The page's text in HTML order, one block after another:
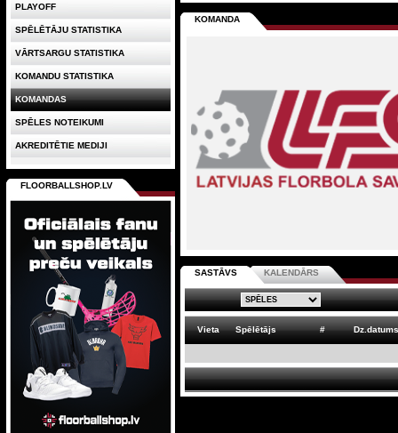
KOMANDA
SASTĀVS KALENDĀRS
Vieta Spēlētājs # Dz.datums
PLAYOFF
SPĒLĒTĀJU STATISTIKA
VĀRTSARGU STATISTIKA
KOMANDU STATISTIKA
KOMANDAS
SPĒLES NOTEIKUMI
AKREDITĒTIE MEDIJI
FLOORBALLSHOP.LV